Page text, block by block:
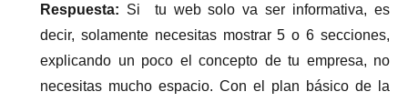
Respuesta: Si tu web solo va ser informativa, es
decir, solamente necesitas mostrar 5 o 6 secciones,
explicando un poco el concepto de tu empresa, no
necesitas mucho espacio. Con el plan básico de la